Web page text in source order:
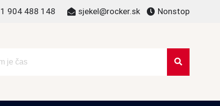
904 488 148 sjekel@rocker.sk Nonstop